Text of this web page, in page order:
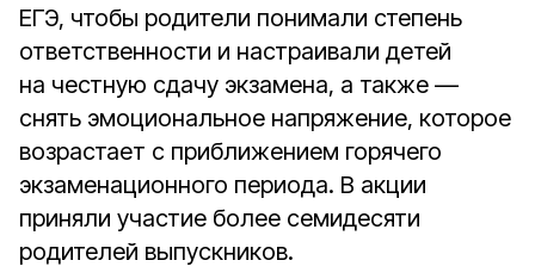
ЕГЭ, чтобы родители понимали степень
ответственности и настраивали детей
на честную сдачу экзамена, а также —
снять эмоциональное напряжение, которое
возрастает с приближением горячего
экзаменационного периода. В акции
приняли участие более семидесяти
родителей выпускников.